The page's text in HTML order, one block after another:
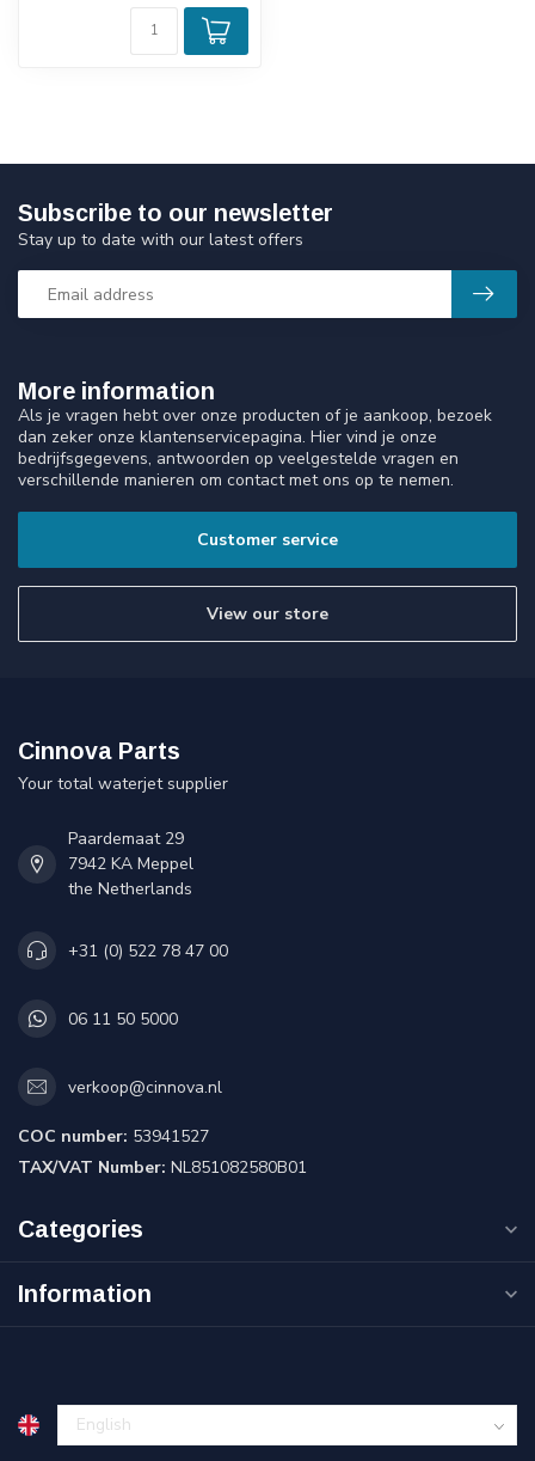
More information
Als je vragen hebt over onze producten of je aankoop, bezoek
dan zeker onze klantenservicepagina. Hier vind je onze
bedrijfsgegevens, antwoorden op veelgestelde vragen en
verschillende manieren om contact met ons op te nemen.
Customer service
View our store
Subscribe to our newsletter
Stay up to date with our latest offers
Cinnova Parts
Your total waterjet supplier
Paardemaat 29
7942 KA Meppel
the Netherlands
+31 (0) 522 78 47 00
06 11 50 5000
verkoop@cinnova.nl
COC number: 53941527
TAX/VAT Number: NL851082580B01
Categories
Information